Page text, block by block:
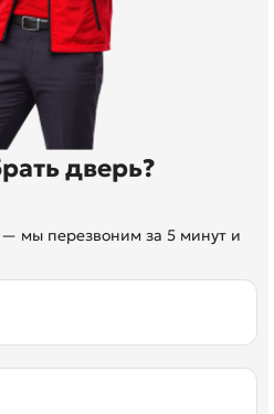
дверь?
мы перезвоним за 5 минут и